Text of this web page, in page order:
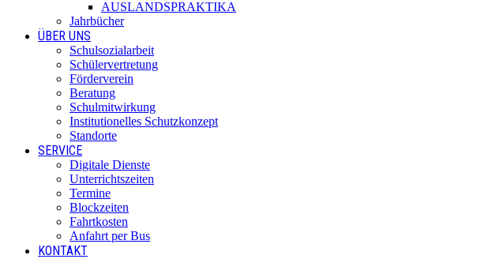
AUSLANDSPRAKTIKA
Jahrbücher
ÜBER UNS
Schulsozialarbeit
Schülervertretung
Förderverein
Beratung
Schulmitwirkung
Institutionelles Schutzkonzept
Standorte
SERVICE
Digitale Dienste
Unterrichtszeiten
Termine
Blockzeiten
Fahrtkosten
Anfahrt per Bus
KONTAKT